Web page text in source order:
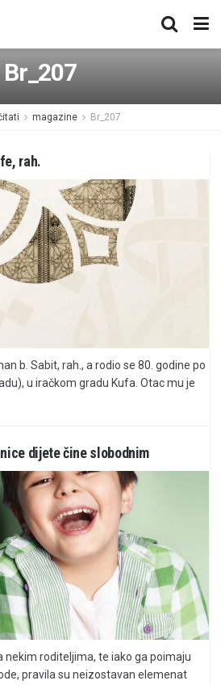
Br_207
magazine Br_207
rah.
b. Sabit, rah., a rodio se 80. godine po
u iračkom gradu Kufa. Otac mu je
dijete čine slobodnim
nekim roditeljima, te iako ga poimaju
pravila su neizostavan elemenat